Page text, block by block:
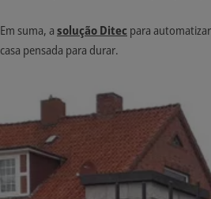
Em suma, a solução Ditec para
casa pensada para durar.